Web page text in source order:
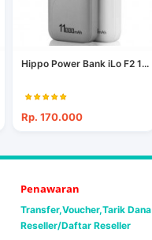
Hippo Power Bank iLo F2 1...
Rp. 170.000
Penawaran
Transfer,Voucher,Tarik Dana
Reseller/Daftar Reseller